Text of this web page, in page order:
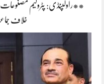
**راولپنڈی: پٹرولیم
خلاف